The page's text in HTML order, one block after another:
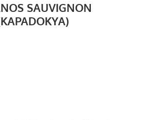
SAUVIGNON